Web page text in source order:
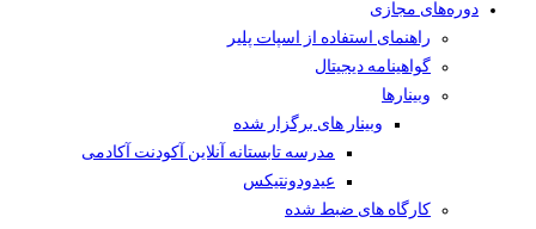
دوره‌های مجازی
راهنمای استفاده از اسپات پلیر
گواهینامه دیجیتال
وبینار‌ها
وبینار های برگزار شده
مدرسه تابستانه آنلاین آکودنت آکادمی
عیدودونتیکس
کارگاه های ضبط شده